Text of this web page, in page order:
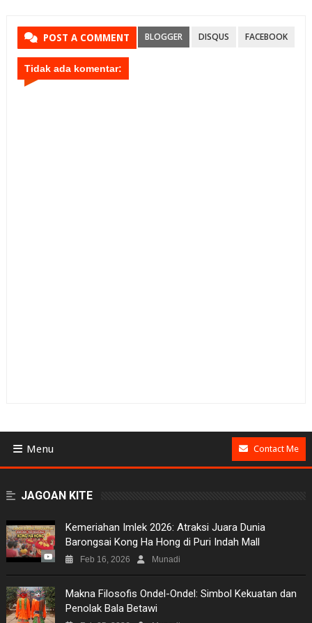
POST A COMMENT BLOGGER DISQUS FACEBOOK
Tidak ada komentar:
Menu
NEWS
MOVIES
Contact Me
JAGOAN KITE
Kemeriahan Imlek 2026: Atraksi Juara Dunia
Barongsai Kong Ha Hong di Puri Indah Mall
Feb 16, 2026 Munadi
Makna Filosofis Ondel-Ondel: Simbol Kekuatan dan
Penolak Bala Betawi